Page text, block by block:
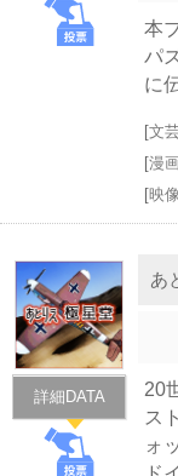
本
パ
に
[文
[漫
[映
詳細DATA
あ
20
ス
ォ